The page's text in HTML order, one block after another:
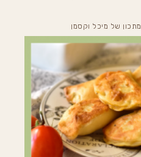
מתכון של מיכל וקסמן